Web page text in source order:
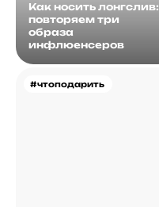
Как носить лонгслив:
повторяем три
образа
инфлюенсеров
#чтоподарить